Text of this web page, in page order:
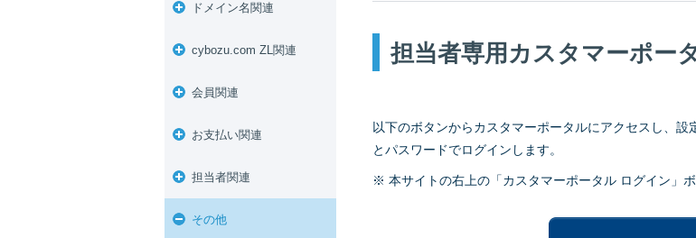
担当者専用カスタマーポー
以下のボタンからカスタマーポータルにアクセスし、
とパスワードでログインします。
※ 本サイトの右上の「カスタマーポータル ログイン」
ドメイン名関連
cybozu.com ZL関連
会員関連
お支払い関連
担当者関連
その他